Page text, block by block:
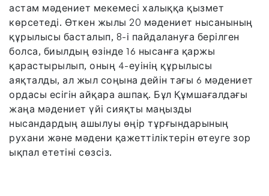
астам мәдениет мекемесі халыққа қызмет
көрсетеді. Өткен жылы 20 мәдениет нысанының
құрылысы басталып, 8-і пайдалануға берілген
болса, биылдың өзінде 16 нысанға қаржы
қарастырылып, оның 4-еуінің құрылысы
аяқталды, ал жыл соңына дейін тағы 6 мәдениет
ордасы есігін айқара ашпақ. Бұл Құмшағалдағы
жаңа мәдениет үйі сияқты маңызды
нысандардың ашылуы өңір тұрғындарының
рухани және мәдени қажеттіліктерін өтеуге зор
ықпал ететіні сөзсіз.